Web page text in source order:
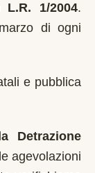
L.R. 1/2004.
di ogni
e pubblica
Detrazione
agevolazioni